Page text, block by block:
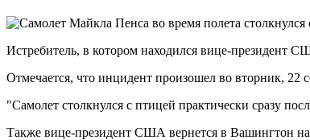
Истребитель, в котором находился вице-президент
Отмечается, что инцидент произошел во вторник, 22
"Самолет столкнулся с птицей практически сразу
Также вице-президент США вернется в Вашингтон на